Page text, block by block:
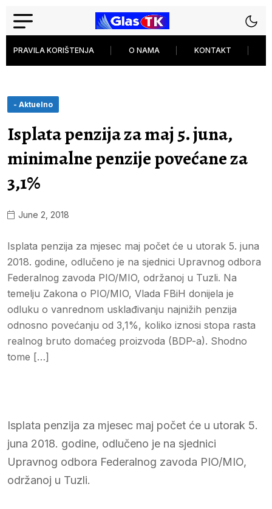
PRAVILA KORIŠTENJA O NAMA KONTAKT
- Aktuelno
Isplata penzija za maj 5. juna,
minimalne penzije povećane za
3,1%
June 2, 2018
Isplata penzija za mjesec maj počet će u utorak 5. juna
2018. godine, odlučeno je na sjednici Upravnog odbora
Federalnog zavoda PIO/MIO, održanoj u Tuzli. Na
temelju Zakona o PIO/MIO, Vlada FBiH donijela je
odluku o vanrednom usklađivanju najnižih penzija
odnosno povećanju od 3,1%, koliko iznosi stopa rasta
realnog bruto domaćeg proizvoda (BDP-a). Shodno
tome […]
Isplata penzija za mjesec maj počet će u utorak 5.
juna 2018. godine, odlučeno je na sjednici
Upravnog odbora Federalnog zavoda PIO/MIO,
održanoj u Tuzli.